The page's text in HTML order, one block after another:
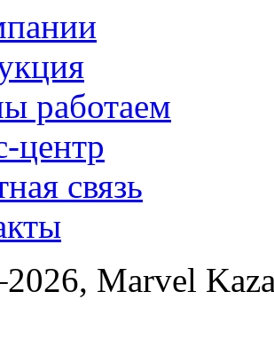
работаем
центр
связь
Marvel